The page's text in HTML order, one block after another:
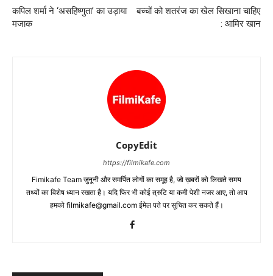
कपिल शर्मा ने ‘असहिष्णुता’ का उड़ाया
मजाक
बच्चों को शतरंज का खेल सिखाना चाहिए
: आमिर खान
CopyEdit
https://filmikafe.com
Fimikafe Team जुनूनी और समर्पित लोगों का समूह है, जो ख़बरों को लिखते समय
तथ्‍यों का विशेष ध्‍यान रखता है। यदि फिर भी कोई त्रुटि या कमी पेशी नजर आए, तो आप
हमको filmikafe@gmail.com ईमेल पते पर सूचित कर सकते हैं।